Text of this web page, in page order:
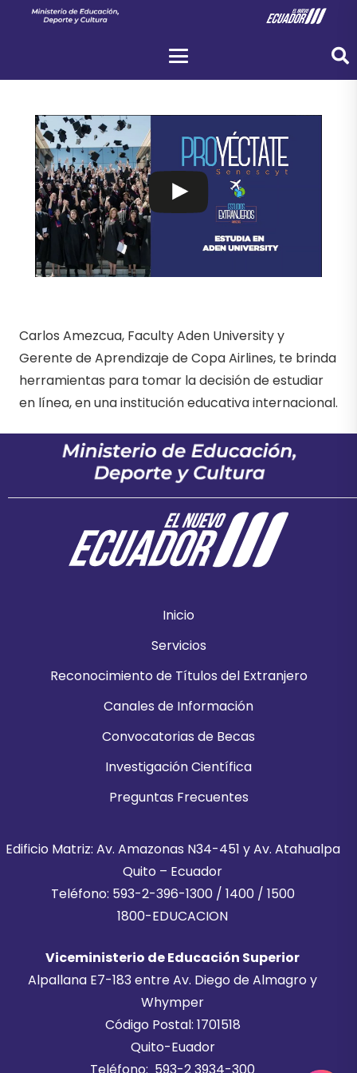
Carlos Amezcua, Faculty Aden University y
Gerente de Aprendizaje de Copa Airlines, te brinda
herramientas para tomar la decisión de estudiar
en línea, en una institución educativa internacional.
Inicio
Servicios
Reconocimiento de Títulos del Extranjero
Canales de Información
Convocatorias de Becas
Investigación Científica
Preguntas Frecuentes
Edificio Matriz: Av. Amazonas N34-451 y Av. Atahualpa
Quito – Ecuador
Teléfono: 593-2-396-1300 / 1400 / 1500
1800-EDUCACION
Viceministerio de Educación Superior
Alpallana E7-183 entre Av. Diego de Almagro y
Whymper
Código Postal: 1701518
Quito-Euador